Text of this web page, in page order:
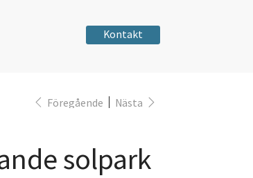
Kontakt
Föregående Nästa
solpark